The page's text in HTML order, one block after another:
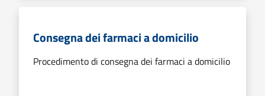
Consegna dei farmaci a domicilio
Procedimento di consegna dei farmaci a domicilio